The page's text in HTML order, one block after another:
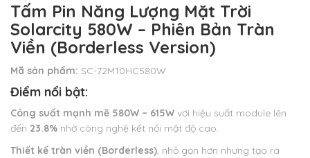
Tấm Pin Năng Lượng Mặt Trời
Solarcity 580W – Phiên Bản Tràn
Viền (Borderless Version)
Mã sản phẩm: SC-72M10HC580W
Điểm nổi bật:
Công suất mạnh mẽ 580W – 615W với hiệu suất module lên
đến 23.8% nhờ công nghệ kết nối mật độ cao.
Thiết kế tràn viền (Borderless), nhỏ gọn hơn nhưng tạo ra